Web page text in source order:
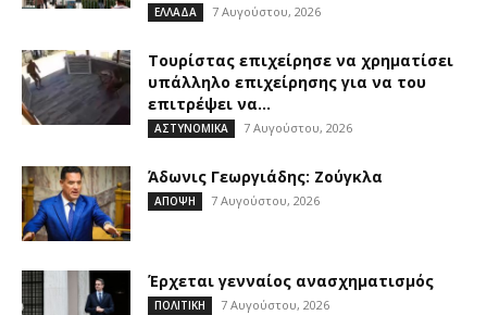
ΕΛΛΑΔΑ 7 Αυγούστου, 2026
Τουρίστας επιχείρησε να χρηματίσει
υπάλληλο επιχείρησης για να του
επιτρέψει να...
ΑΣΤΥΝΟΜΙΚΑ 7 Αυγούστου, 2026
Άδωνις Γεωργιάδης: Ζούγκλα
ΑΠΟΨΗ 7 Αυγούστου, 2026
Έρχεται γενναίος ανασχηματισμός
ΠΟΛΙΤΙΚΗ 7 Αυγούστου, 2026